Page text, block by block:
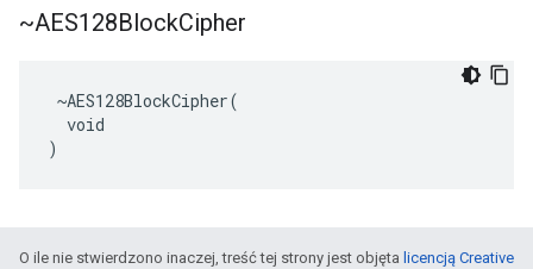
~AES128BlockCipher
~AES128BlockCipher(
  void
)
O ile nie stwierdzono inaczej, treść tej strony jest objęta licencją Creative